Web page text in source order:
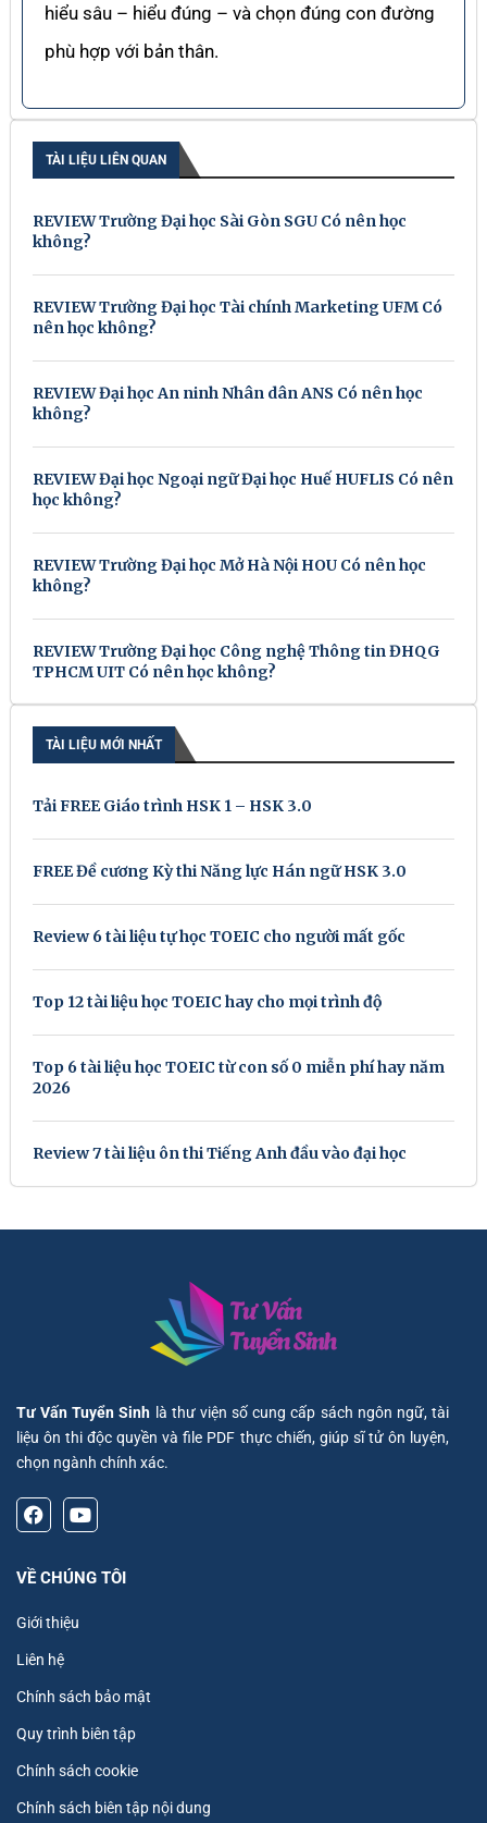
hiểu sâu – hiểu đúng – và chọn đúng con đường
phù hợp với bản thân.
TÀI LIỆU LIÊN QUAN
REVIEW Trường Đại học Sài Gòn SGU Có nên học
không?
REVIEW Trường Đại học Tài chính Marketing UFM Có
nên học không?
REVIEW Đại học An ninh Nhân dân ANS Có nên học
không?
REVIEW Đại học Ngoại ngữ Đại học Huế HUFLIS Có nên
học không?
REVIEW Trường Đại học Mở Hà Nội HOU Có nên học
không?
REVIEW Trường Đại học Công nghệ Thông tin ĐHQG
TPHCM UIT Có nên học không?
TÀI LIỆU MỚI NHẤT
Tải FREE Giáo trình HSK 1 – HSK 3.0
FREE Đề cương Kỳ thi Năng lực Hán ngữ HSK 3.0
Review 6 tài liệu tự học TOEIC cho người mất gốc
Top 12 tài liệu học TOEIC hay cho mọi trình độ
Top 6 tài liệu học TOEIC từ con số 0 miễn phí hay năm
2026
Review 7 tài liệu ôn thi Tiếng Anh đầu vào đại học
Tư Vấn Tuyển Sinh là thư viện số cung cấp sách ngôn ngữ, tài
liệu ôn thi độc quyền và file PDF thực chiến, giúp sĩ tử ôn luyện,
chọn ngành chính xác.
VỀ CHÚNG TÔI
Giới thiệu
Liên hệ
Chính sách bảo mật
Quy trình biên tập
Chính sách cookie
Chính sách biên tập nội dung